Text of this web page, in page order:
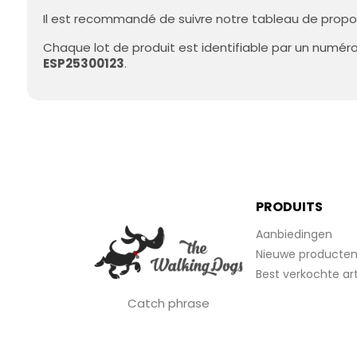
Il est recommandé de suivre notre tableau de
Chaque lot de produit est identifiable par un
ESP25300123.
Catch phrase
PRODUITS
Aanbiedingen
Nieuwe producten
Best verkochte